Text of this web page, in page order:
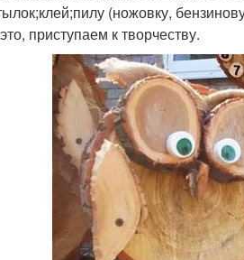
(ножовку,
приступаем к творчеству.